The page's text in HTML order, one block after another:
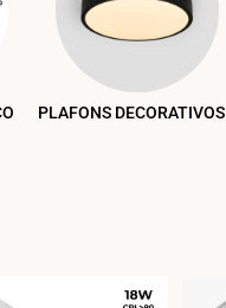
PLAFONS DECORATIVOS